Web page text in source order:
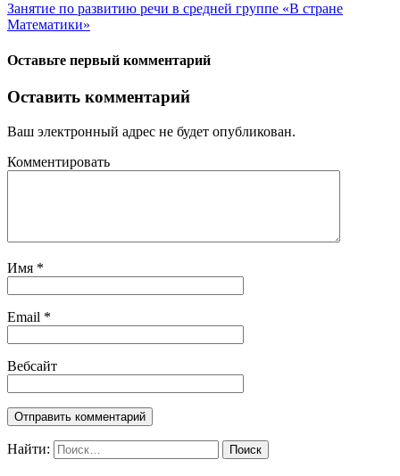
Занятие по развитию речи в средней группе «В стране
Математики»
Оставьте первый комментарий
Оставить комментарий
Ваш электронный адрес не будет опубликован.
Комментировать
Имя *
Email *
Вебсайт
Найти: